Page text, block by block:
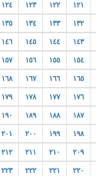
١٢١ ١٢٢ ١٢٣ ١٢٤
١٣٢ ١٣٣ ١٣٤ ١٣٥
١٤٣ ١٤٤ ١٤٥ ١٤٦
١٥٤ ١٥٥ ١٥٦ ١٥٧
١٦٥ ١٦٦ ١٦٧ ١٦٨
١٧٦ ١٧٧ ١٧٨ ١٧٩
١٨٧ ١٨٨ ١٨٩ ١٩٠
١٩٨ ١٩٩ ٢٠٠ ٢٠١
٢٠٩ ٢١٠ ٢١١ ٢١٢
٢٢٠ ٢٢١ ٢٢٢ ٢٢٣